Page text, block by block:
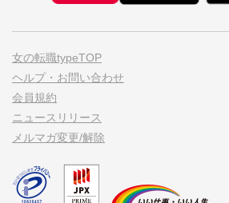
女の転職typeTOP
ヘルプ・お問い合わせ
会員規約
ニュースリリース
メルマガ変更/解除